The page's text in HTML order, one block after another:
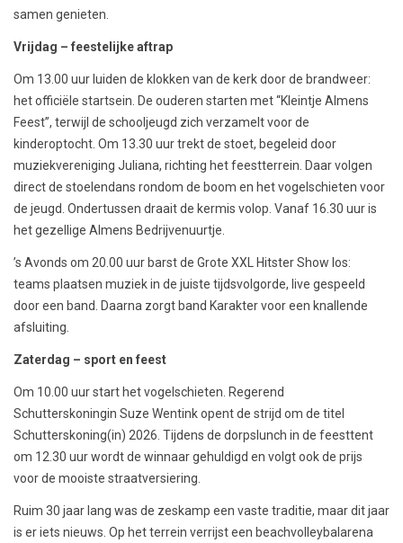
samen genieten.
Vrijdag – feestelijke aftrap
Om 13.00 uur luiden de klokken van de kerk door de brandweer:
het officiële startsein. De ouderen starten met “Kleintje Almens
Feest”, terwijl de schooljeugd zich verzamelt voor de
kinderoptocht. Om 13.30 uur trekt de stoet, begeleid door
muziekvereniging Juliana, richting het feestterrein. Daar volgen
direct de stoelendans rondom de boom en het vogelschieten voor
de jeugd. Ondertussen draait de kermis volop. Vanaf 16.30 uur is
het gezellige Almens Bedrijvenuurtje.
’s Avonds om 20.00 uur barst de Grote XXL Hitster Show los:
teams plaatsen muziek in de juiste tijdsvolgorde, live gespeeld
door een band. Daarna zorgt band Karakter voor een knallende
afsluiting.
Zaterdag – sport en feest
Om 10.00 uur start het vogelschieten. Regerend
Schutterskoningin Suze Wentink opent de strijd om de titel
Schutterskoning(in) 2026. Tijdens de dorpslunch in de feesttent
om 12.30 uur wordt de winnaar gehuldigd en volgt ook de prijs
voor de mooiste straatversiering.
Ruim 30 jaar lang was de zeskamp een vaste traditie, maar dit jaar
is er iets nieuws. Op het terrein verrijst een beachvolleybalarena